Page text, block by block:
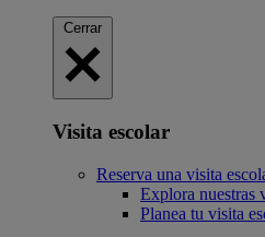
Cerrar
Visita escolar
Reserva una visita
Explora nuestras
Planea tu visita